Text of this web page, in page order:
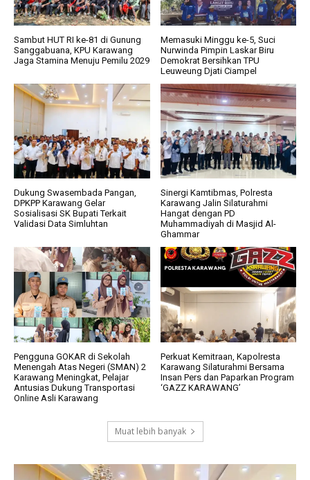
Sambut HUT RI ke-81 di Gunung
Sanggabuana, KPU Karawang
Jaga Stamina Menuju Pemilu 2029
Memasuki Minggu ke-5, Suci
Nurwinda Pimpin Laskar Biru
Demokrat Bersihkan TPU
Leuweung Djati Ciampel
Dukung Swasembada Pangan,
DPKPP Karawang Gelar
Sosialisasi SK Bupati Terkait
Validasi Data Simluhtan
Sinergi Kamtibmas, Polresta
Karawang Jalin Silaturahmi
Hangat dengan PD
Muhammadiyah di Masjid Al-
Ghammar
Pengguna GOKAR di Sekolah
Menengah Atas Negeri (SMAN) 2
Karawang Meningkat, Pelajar
Antusias Dukung Transportasi
Online Asli Karawang
Perkuat Kemitraan, Kapolresta
Karawang Silaturahmi Bersama
Insan Pers dan Paparkan Program
‘GAZZ KARAWANG’
Muat lebih banyak